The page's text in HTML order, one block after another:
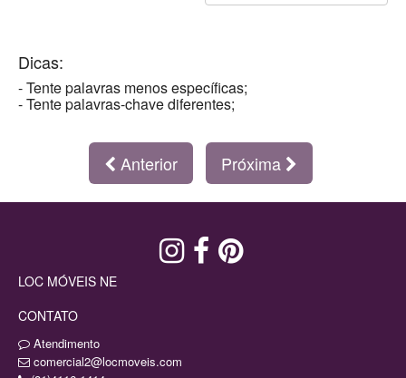
Dicas:
- Tente palavras menos específicas;
- Tente palavras-chave diferentes;
Anterior Próxima
LOC MÓVEIS NE
CONTATO
Atendimento
comercial2@locmoveis.com